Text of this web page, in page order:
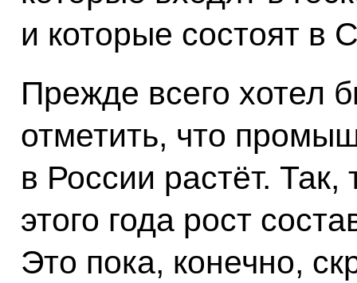
и которые состоят в
Прежде всего хотел
отметить, что
в России растёт.
этого года рост
Это пока, конечно,